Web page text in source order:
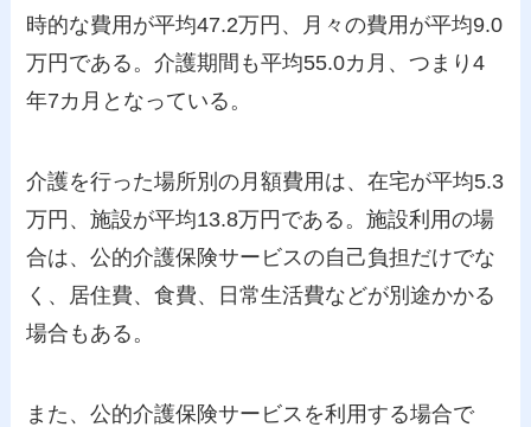
時的な費用が平均47.2万円、月々の費用が平均9.0
万円である。介護期間も平均55.0カ月、つまり4
年7カ月となっている。
介護を行った場所別の月額費用は、在宅が平均5.3
万円、施設が平均13.8万円である。施設利用の場
合は、公的介護保険サービスの自己負担だけでな
く、居住費、食費、日常生活費などが別途かかる
場合もある。
また、公的介護保険サービスを利用する場合で